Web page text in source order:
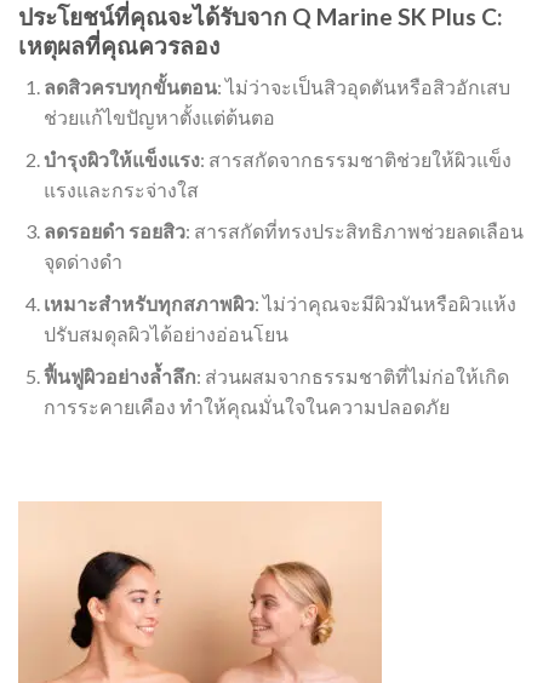
ประโยชน์ที่คุณจะได้รับจาก Q Marine SK Plus C:
เหตุผลที่คุณควรลอง
ลดสิวครบทุกขั้นตอน: ไม่ว่าจะเป็นสิวอุดตันหรือสิวอักเสบ
ช่วยแก้ไขปัญหาตั้งแต่ต้นตอ
บำรุงผิวให้แข็งแรง: สารสกัดจากธรรมชาติช่วยให้ผิวแข็ง
แรงและกระจ่างใส
ลดรอยดำ รอยสิว: สารสกัดที่ทรงประสิทธิภาพช่วยลดเลือน
จุดด่างดำ
เหมาะสำหรับทุกสภาพผิว: ไม่ว่าคุณจะมีผิวมันหรือผิวแห้ง
ปรับสมดุลผิวได้อย่างอ่อนโยน
ฟื้นฟูผิวอย่างล้ำลึก: ส่วนผสมจากธรรมชาติที่ไม่ก่อให้เกิด
การระคายเคือง ทำให้คุณมั่นใจในความปลอดภัย